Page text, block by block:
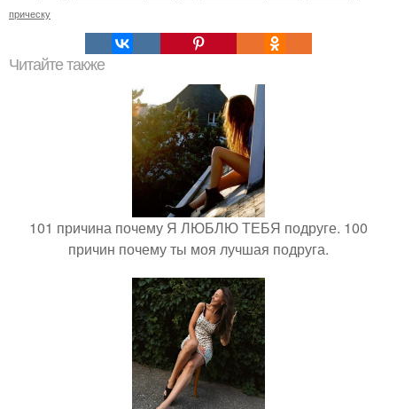
прическу
Читайте также
101 причина почему Я ЛЮБЛЮ ТЕБЯ подруге. 100
причин почему ты моя лучшая подруга.